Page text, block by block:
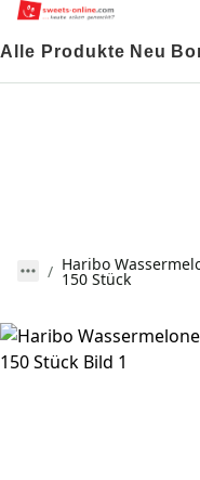
Alle Produkte Neu
Haribo
150 Stück